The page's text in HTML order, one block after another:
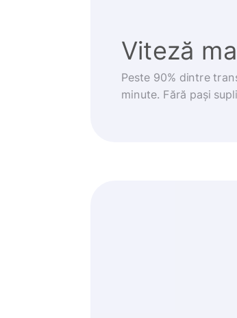
Viteză
Peste 90% dintre
minute. Fără pași